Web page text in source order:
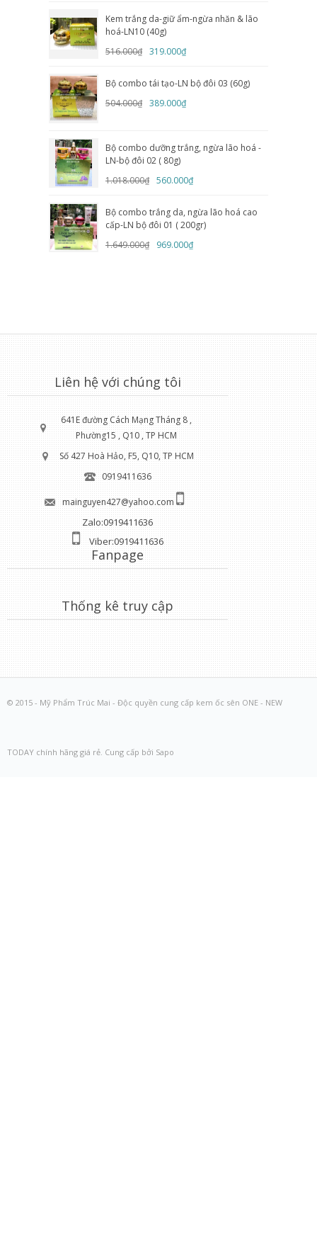
Kem trắng da-giữ ẩm-ngừa nhăn & lão
hoá-LN10 (40g)
516.000₫ 319.000₫
Bộ combo tái tạo-LN bộ đôi 03 (60g)
504.000₫ 389.000₫
Bộ combo dưỡng trắng, ngừa lão hoá -
LN-bộ đôi 02 ( 80g)
1.018.000₫ 560.000₫
Bộ combo trắng da, ngừa lão hoá cao
cấp-LN bộ đôi 01 ( 200gr)
1.649.000₫
969.000₫
Liên hệ với chúng tôi
641E đường Cách Mạng Tháng 8 ,
Phường15 , Q10 , TP HCM
Số 427 Hoà Hảo, F5, Q10, TP HCM
0919411636
mainguyen427@yahoo.com
Zalo:0919411636
Viber:0919411636
Fanpage
Thống kê truy cập
© 2015 - Mỹ Phẩm Trúc Mai - Độc quyền cung cấp kem ốc sên ONE - NEW
TODAY chính hãng giá rẻ. Cung cấp bởi Sapo